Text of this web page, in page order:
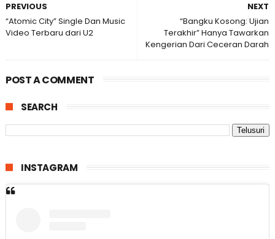
NEXT
“Bangku Kosong: Ujian
Terakhir” Hanya Tawarkan
Kengerian Dari Ceceran Darah
PREVIOUS
“Atomic City” Single Dan Music
Video Terbaru dari U2
POST A COMMENT
SEARCH
INSTAGRAM